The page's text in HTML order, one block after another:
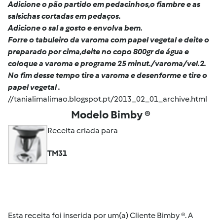
Adicione o pão partido em pedacinhos,o fiambre e as
salsichas cortadas em pedaços.
Adicione o sal a gosto e envolva bem.
Forre o tabuleiro da varoma com papel vegetal e deite o
preparado por cima,deite no copo 800gr de água e
coloque a varoma e programe 25 minut./varoma/vel.2.
No fim desse tempo tire a varoma e desenforme e tire o
papel vegetal .
//tanialimalimao.blogspot.pt/2013_02_01_archive.html
Modelo Bimby ®
Receita criada para
TM31
Esta receita foi inserida por um(a) Cliente Bimby ®. A